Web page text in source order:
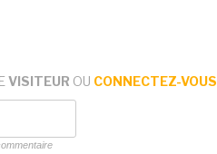
VISITEUR OU CONNECTEZ-VOUS